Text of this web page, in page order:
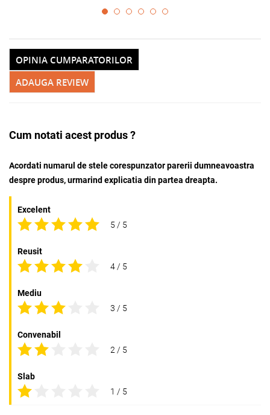
ADAUGA REVIEW
OPINIA CUMPARATORILOR
Cum notati acest produs ?
Acordati numarul de stele corespunzator parerii dumneavoastra
despre produs, urmarind explicatia din partea dreapta.
Excelent
5 / 5
Reusit
4 / 5
Mediu
3 / 5
Convenabil
2 / 5
Slab
1 / 5